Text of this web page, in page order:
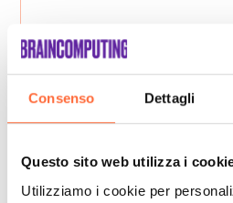
Consenso Dettagli
Questo sito web utilizza i
Utilizziamo i cookie per